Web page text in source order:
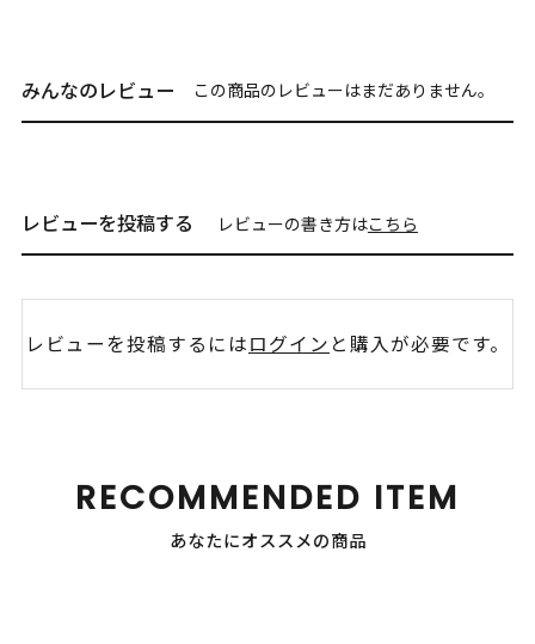
みんなのレビュー この商品のレビューはまだありません。
レビューを投稿する レビューの書き方はこちら
レビューを投稿するにはログイン と購入が必要です。
RECOMMENDED ITEM
あなたにオススメの商品